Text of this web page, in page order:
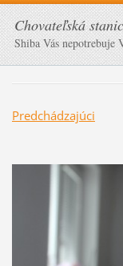
Chovateľská
Shiba Vás nepotrebuje
Predchádzajúci